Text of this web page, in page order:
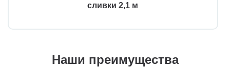
сливки 2,1 м
Наши преимущества